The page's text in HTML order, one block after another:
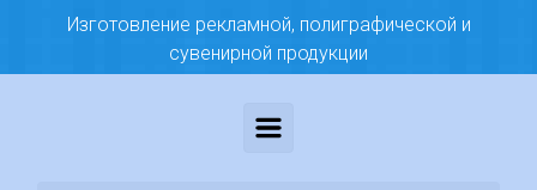
Изготовление рекламной, полиграфической и
сувенирной продукции